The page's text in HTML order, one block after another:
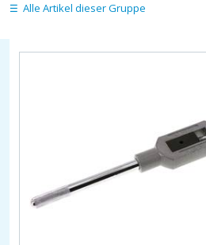
Alle Artikel dieser Gruppe